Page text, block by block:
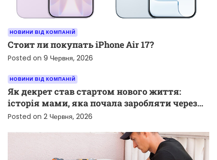
НОВИНИ ВІД КОМПАНІЙ
Стоит ли покупать iPhone Air 17?
Posted on 9 Червня, 2026
НОВИНИ ВІД КОМПАНІЙ
Як декрет став стартом нового життя:
історія мами, яка почала заробляти через
TikTok
Posted on 2 Червня, 2026